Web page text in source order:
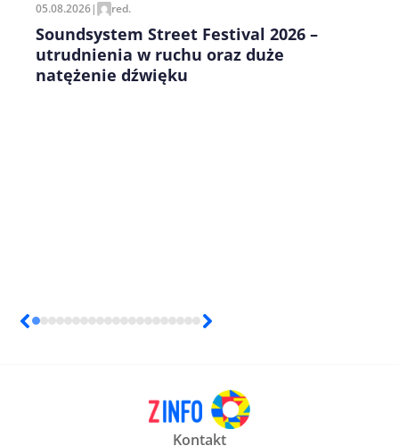
05.08.2026| red.
Soundsystem Street Festival 2026 –
utrudnienia w ruchu oraz duże
natężenie dźwięku
Kontakt